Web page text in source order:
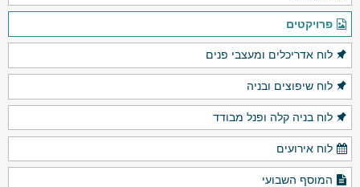
פרויקטים
לוח אדריכלים ומעצבי פנים
לוח שיפוצים ובניה
לוח בניה קלה ופנל מבודד
לוח אירועים
המוסף השבועי